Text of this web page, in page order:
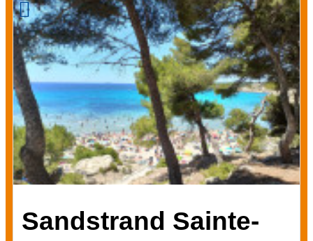
Sandstrand Sainte-